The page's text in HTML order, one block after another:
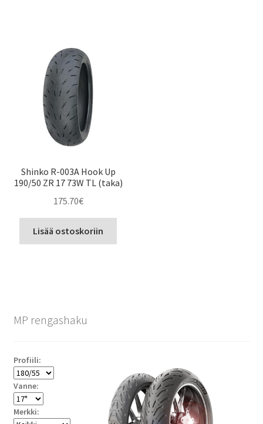
Shinko R-003A Hook Up
190/50 ZR 17 73W TL (taka)
175.70€
Lisää ostoskoriin
MP rengashaku
Profiili:
Vanne:
Merkki: